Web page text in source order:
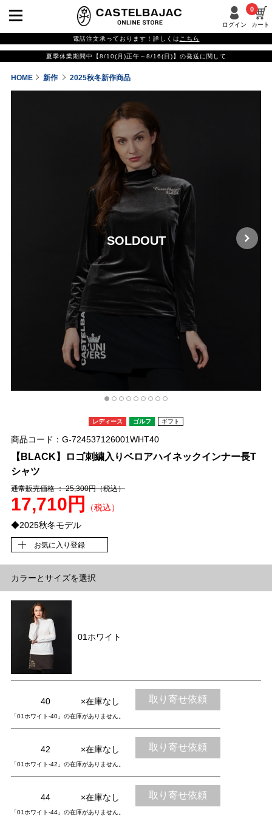
ログイン カート
0
電話注文承っております！詳しくは こちら
夏季休業期間中【8/10(月)正午～8/16(日)】の発送に関して
HOME 新作 2025秋冬新作商品
SOLDOUT
レディース ゴルフ ギフト
商品コード：G-724537126001WHT40
【BLACK】ロゴ刺繍入りベロアハイネックインナー長T
シャツ
通常販売価格 ： 25,300円（税込）
17,710円
（税込）
◆2025秋冬モデル
お気に入り登録
カラーとサイズを選択
01ホワイト
40 ×在庫なし 取り寄せ依頼
「01ホワイト-40」の在庫がありません。
42 ×在庫なし 取り寄せ依頼
「01ホワイト-42」の在庫がありません。
44 ×在庫なし 取り寄せ依頼
「01ホワイト-44」の在庫がありません。